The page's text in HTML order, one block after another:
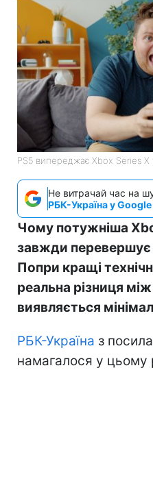
PS5 випереджає Xbox Series X
Не витрачай час на
РБК-Україна у Google
Чому потужніша
завжди перевершує
Попри кращі
реальна різниця
виявляється
РБК-Україна з
намагалося у цьому